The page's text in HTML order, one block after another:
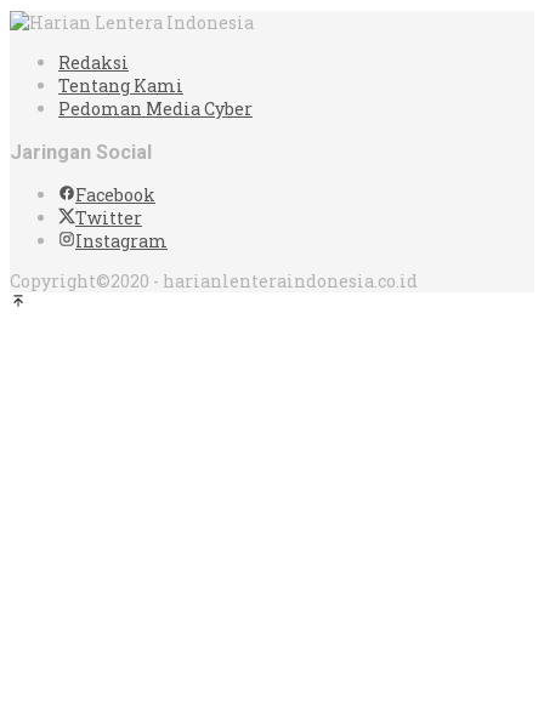
Redaksi
Tentang Kami
Pedoman Media Cyber
Jaringan Social
Facebook
Twitter
Instagram
Copyright©2020 - harianlenteraindonesia.co.id